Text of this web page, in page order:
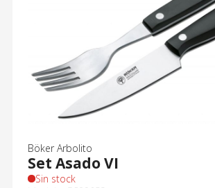
Böker Arbolito
Set Asado VI
Sin stock